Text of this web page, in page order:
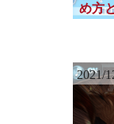
め方
2021/